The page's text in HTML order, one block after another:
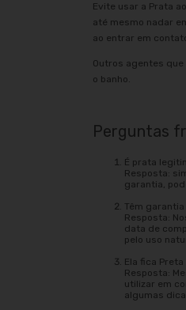
Evite usar a Prata
até mesmo nadar
ao entrar em
Outros agentes
o banho.
Perguntas
É prata
Resposta:
garantia,
Têm
Resposta:
data de
pelo uso
Ela fica
Resposta:
utilizar em
algumas